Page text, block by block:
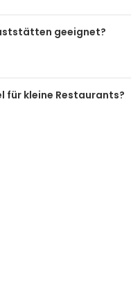
geeignet?
für kleine Restaurants?